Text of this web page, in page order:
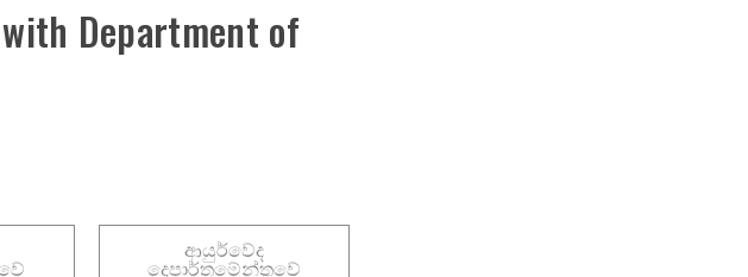
Department of
ආයුර්වේද
දෙපාර්තමේන්තුවේ